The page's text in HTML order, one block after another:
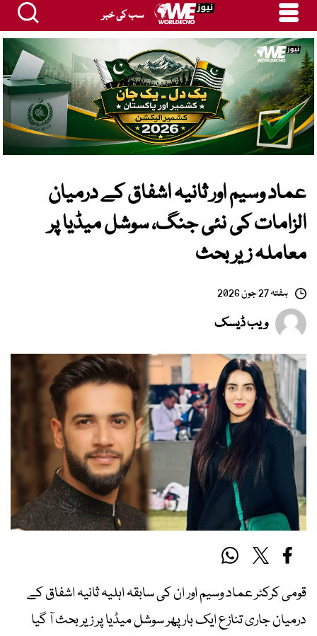
سب کی خبر
عماد وسیم اور ثانیہ اشفاق کے درمیان
الزامات کی نئی جنگ، سوشل میڈیا پر
معاملہ زیر بحث
ہفتہ 27 جون 2026
ویب ڈیسک
قومی کرکٹر عماد وسیم اور ان کی سابقہ اہلیہ ثانیہ اشفاق کے
درمیان جاری تنازع ایک بار پھر سوشل میڈیا پر زیر بحث آ گیا